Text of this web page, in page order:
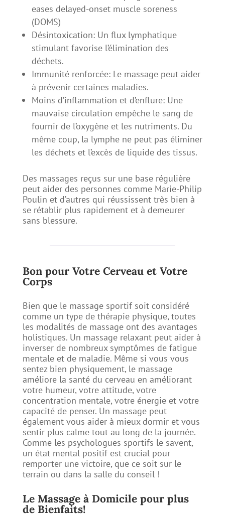
eases delayed-onset muscle soreness
(DOMS)
Désintoxication: Un flux lymphatique
stimulant favorise l’élimination des
déchets.
Immunité renforcée: Le massage peut aider
à prévenir certaines maladies.
Moins d’inflammation et d’enflure: Une
mauvaise circulation empêche le sang de
fournir de l’oxygène et les nutriments. Du
même coup, la lymphe ne peut pas éliminer
les déchets et l’excès de liquide des tissus.
Des massages reçus sur une base régulière
peut aider des personnes comme Marie-Philip
Poulin et d’autres qui réussissent très bien à
se rétablir plus rapidement et à demeurer
sans blessure.
​Bon pour Votre Cerveau et Votre
Corps
Bien que le massage sportif soit considéré
comme un type de thérapie physique, toutes
les modalités de massage ont des avantages
holistiques. Un massage relaxant peut aider à
inverser de nombreux symptômes de fatigue
mentale et de maladie. Même si vous vous
sentez bien physiquement, le massage
améliore la santé du cerveau en améliorant
votre humeur, votre attitude, votre
concentration mentale, votre énergie et votre
capacité de penser. Un massage peut
également vous aider à mieux dormir et vous
sentir plus calme tout au long de la journée.
Comme les psychologues sportifs le savent,
un état mental positif est crucial pour
remporter une victoire, que ce soit sur le
terrain ou dans la salle du conseil !
Le Massage à Domicile pour plus
de Bienfaits!